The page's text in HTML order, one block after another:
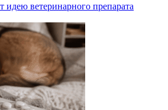
ветеринарного препарата